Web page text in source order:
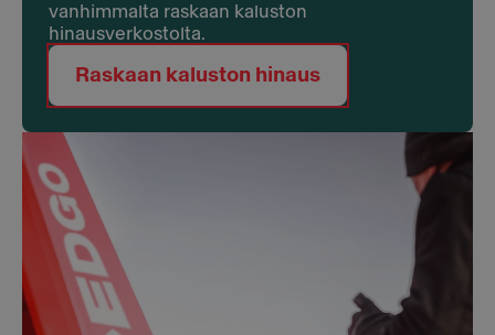
vanhimmalta raskaan kaluston
hinausverkostolta.
Raskaan kaluston hinaus